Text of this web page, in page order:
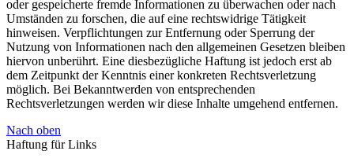
oder gespeicherte fremde Informationen zu überwachen oder nach
Umständen zu forschen, die auf eine rechtswidrige Tätigkeit
hinweisen. Verpflichtungen zur Entfernung oder Sperrung der
Nutzung von Informationen nach den allgemeinen Gesetzen bleiben
hiervon unberührt. Eine diesbezügliche Haftung ist jedoch erst ab
dem Zeitpunkt der Kenntnis einer konkreten Rechtsverletzung
möglich. Bei Bekanntwerden von entsprechenden
Rechtsverletzungen werden wir diese Inhalte umgehend entfernen.
Nach oben
Haftung für Links